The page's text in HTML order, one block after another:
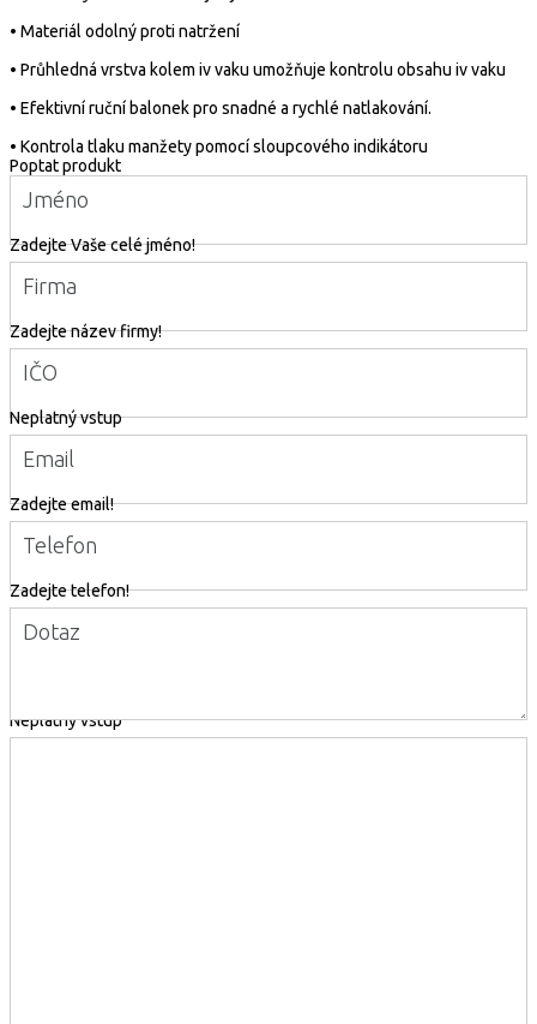
• Materiál odolný proti natržení
• Průhledná vrstva kolem iv vaku umožňuje kontrolu obsahu iv vaku
• Efektivní ruční balonek pro snadné a rychlé natlakování.
• Kontrola tlaku manžety pomocí sloupcového indikátoru
Poptat produkt
Jméno
Zadejte Vaše celé jméno!
Firma
Zadejte název firmy!
IČO
Neplatný vstup
Email
Zadejte email!
Telefon
Zadejte telefon!
Dotaz
Neplatný vstup